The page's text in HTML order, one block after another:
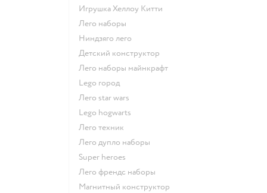
Игрушка Хеллоу Китти
Лего наборы
Ниндзяго лего
Детский конструктор
Лего наборы майнкрафт
Lego город
Лего star wars
Lego hogwarts
Лего техник
Лего дупло наборы
Super heroes
Лего френдс наборы
Магнитный конструктор